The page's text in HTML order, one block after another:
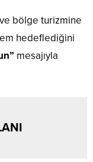
bölge turizmine
hedeflediğini
mesajıyla